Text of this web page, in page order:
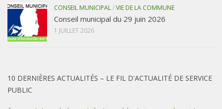
CONSEIL MUNICIPAL/VIE DE LA COMMUNE
Conseil municipal du 29 juin 2026
1 JUILLET 2026
10 DERNIÈRES ACTUALITÉS – LE FIL D'ACTUALITÉ DE SERVICE
PUBLIC